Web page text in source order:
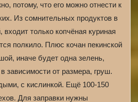
потому, что его можно отнести к
Из сомнительных продуктов в
входит только копчёная куриная
полкило. Плюс кочан пекинской
иначе будет одна зелень,
зависимости от размера, груш.
с кислинкой. Ещё 100-150
Для заправки нужны